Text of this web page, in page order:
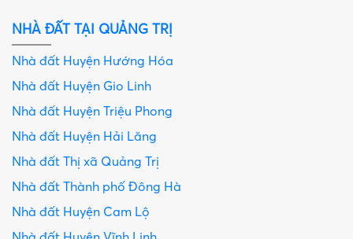
NHÀ ĐẤT TẠI QUẢNG TRỊ
Nhà đất Huyện Hướng Hóa
Nhà đất Huyện Gio Linh
Nhà đất Huyện Triệu Phong
Nhà đất Huyện Hải Lăng
Nhà đất Thị xã Quảng Trị
Nhà đất Thành phố Đông Hà
Nhà đất Huyện Cam Lộ